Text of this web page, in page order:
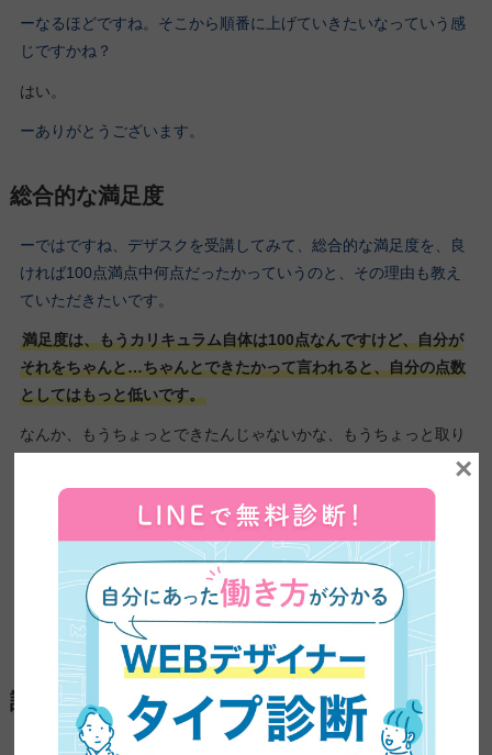
ーなるほどですね。そこから順番に上げていきたいなっていう感
じですかね？
はい。
ーありがとうございます。
総合的な満足度
ーではですね、デザスクを受講してみて、総合的な満足度を、良
ければ100点満点中何点だったかっていうのと、その理由も教え
ていただきたいです。
満足度は、もうカリキュラム自体は100点なんですけど、自分が
それをちゃんと…ちゃんとできたかって言われると、自分の点数
としてはもっと低いです。
なんか、もうちょっとできたんじゃないかな、もうちょっと取り
組めたんじゃないかな、ちょっともったいなかったなって思うと
ころはあるんですけど、カリキュラム自体は100点です。
ー自分に厳しい判断をされてますね…。
本当になんかあまり参加できなかったり、会に参加できなかった
りしたので、ちょっともったいなかったなって思ってます。
ーはい、ありがとうございます。
講座の受講を迷っている方へのメッセージ
ーではですね、最後の質問…最後の質問ではないんですけど、今
×